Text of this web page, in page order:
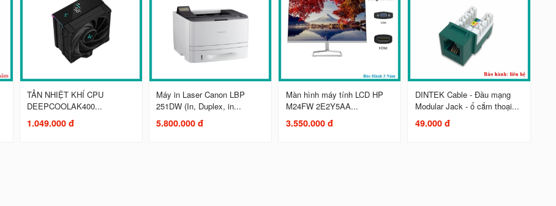
TẢN NHIỆT KHÍ CPU
DEEPCOOLAK400...
1.049.000 đ
Máy in Laser Canon LBP
251DW (In, Duplex, in...
5.800.000 đ
Màn hình máy tính LCD HP
M24FW 2E2Y5AA...
3.550.000 đ
DINTEK Cable - Đầu mạng
Modular Jack - ổ cắm thoại...
49.000 đ